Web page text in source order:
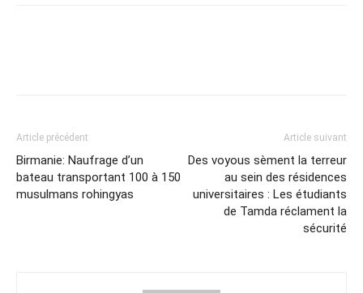
Article précédent
Birmanie: Naufrage d’un
bateau transportant 100 à 150
musulmans rohingyas
Article suivant
Des voyous sèment la terreur
au sein des résidences
universitaires : Les étudiants
de Tamda réclament la
sécurité